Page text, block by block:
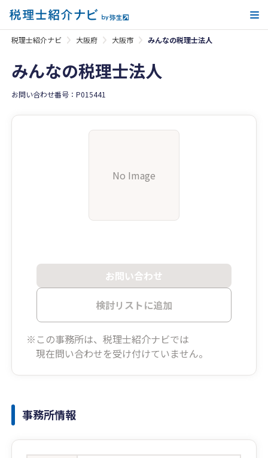
税理士紹介ナビ 大阪府 大阪市 みんなの税理士法人
みんなの税理士法人
お問い合わせ番号：P015441
No Image
お問い合わせ
検討リストに追加
※この事務所は、税理士紹介ナビでは
現在問い合わせを受け付けていません。
事務所情報